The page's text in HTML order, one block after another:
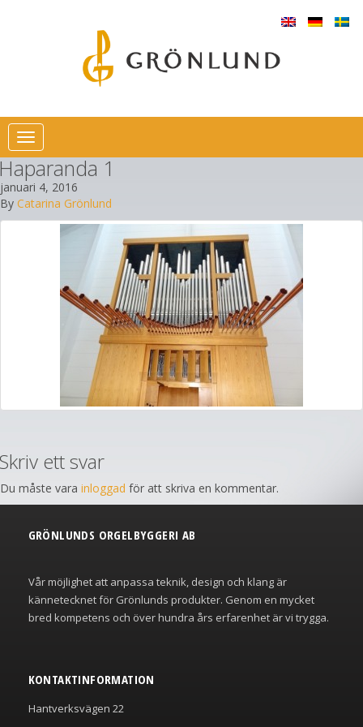
Toggle
navigation
1
januari 4, 2016
By Catarina Grönlund
Skriv ett svar
Du måste vara inloggad för att skriva en kommentar.
GRÖNLUNDS ORGELBYGGERI AB
Vår möjlighet att anpassa teknik, design och klang är
kännetecknet för Grönlunds produkter. Genom en mycket
bred kompetens och över hundra års erfarenhet är vi trygga.
KONTAKTINFORMATION
Hantverksvägen 22